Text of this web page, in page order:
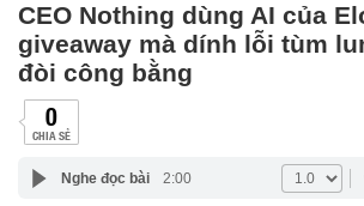
CEO Nothing dùng AI của
giveaway mà dính lỗi tùm
đòi công bằng
0
CHIA SẺ
Nghe đọc bài 2:00